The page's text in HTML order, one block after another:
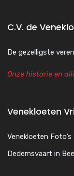
C.V. de
De gezelligste
Onze historie en
Venekloeten
Venekloeten Foto’s
Dedemsvaart in